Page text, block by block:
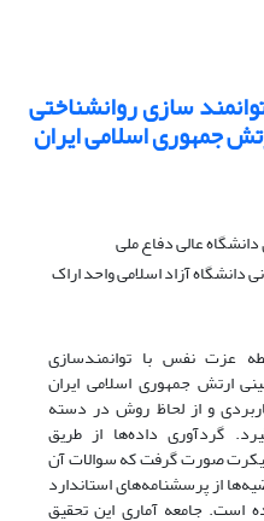
سازی روانشناختی
جمهوری اسلامی ایران
عالی دفاع ملی
عزت نفس با توانمندسازی
ارتش جمهوری اسلامی ایران
و از لحاظ روش در دسته
گردآوری داده‌ها از طریق
صورت گرفت که سوالات آن
از پرسشنامه‌های استاندارد
است. جامعه آماری این تحقیق